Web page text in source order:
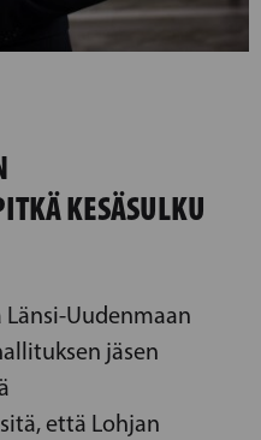
KESÄSULKU
Länsi-Uudenmaan
jäsen
että Lohjan